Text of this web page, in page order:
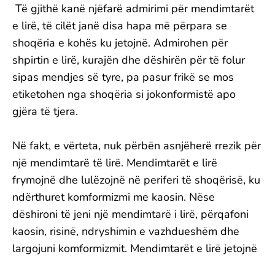
Të gjithë kanë njëfarë admirimi për mendimtarët
e lirë, të cilët janë disa hapa më përpara se
shoqëria e kohës ku jetojnë. Admirohen për
shpirtin e lirë, kurajën dhe dëshirën për të folur
sipas mendjes së tyre, pa pasur frikë se mos
etiketohen nga shoqëria si jokonformistë apo
gjëra të tjera.
Në fakt, e vërteta, nuk përbën asnjëherë rrezik për
një mendimtarë të lirë. Mendimtarët e lirë
frymojnë dhe lulëzojnë në periferi të shoqërisë, ku
ndërthuret komformizmi me kaosin. Nëse
dëshironi të jeni një mendimtarë i lirë, përqafoni
kaosin, risinë, ndryshimin e vazhdueshëm dhe
largojuni komformizmit. Mendimtarët e lirë jetojnë